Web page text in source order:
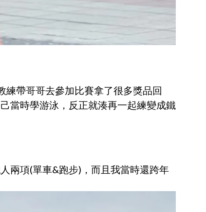
練帶哥哥去參加比賽拿了很多獎品回
當時學游泳，反正就湊再一起練變成鐵
兩項(單車&跑步)，而且我當時還跨年